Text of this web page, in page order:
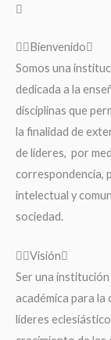
Bienvenido
Somos una
dedicada a la
disciplinas que
la finalidad de
de líderes, por
correspondencia,
intelectual y
sociedad.
Visión
Ser una institución
académica para
líderes